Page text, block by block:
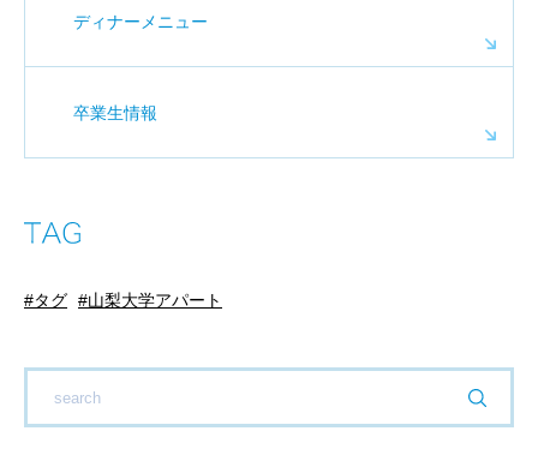
ディナーメニュー
卒業生情報
タグ 山梨大学アパート